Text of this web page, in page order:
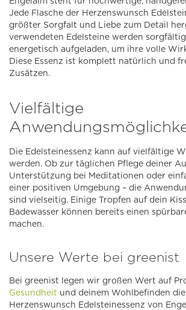
Jede Flasche der Herzenswunsch
größter Sorgfalt und Liebe zum Detail
verwendeten Edelsteine werden
energetisch aufgeladen, um ihre volle
Diese Essenz ist komplett natürlich und
Zusätzen.
Vielfältige
Die Edelsteinessenz kann auf vielfältige
werden. Ob zur täglichen Pflege deiner
Unterstützung bei Meditationen oder
einer positiven Umgebung – die
sind vielseitig. Einige Tropfen auf dein
Badewasser können bereits einen
machen.
Unsere Werte bei greenist
Bei greenist legen wir großen Wert auf
Gesundheit und deinem Wohlbefinden
Herzenswunsch Edelsteinessenz von